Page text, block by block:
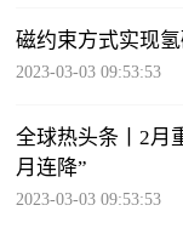
磁约束方式实现
2023-03-03 09:53:53
全球热头条丨2月
月连降”
2023-03-03 09:53:53